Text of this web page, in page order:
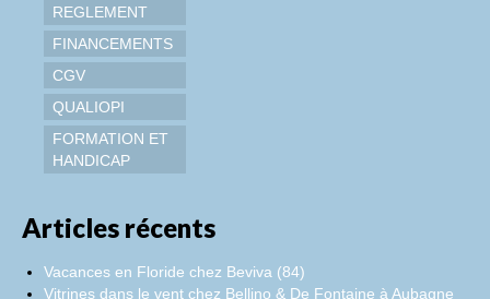
REGLEMENT
FINANCEMENTS
CGV
QUALIOPI
FORMATION ET
HANDICAP
Articles récents
Vacances en Floride chez Beviva (84)
Vitrines dans le vent chez Bellino & De Fontaine à Aubagne